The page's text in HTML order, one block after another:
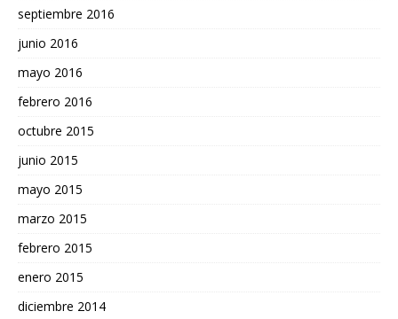
septiembre 2016
junio 2016
mayo 2016
febrero 2016
octubre 2015
junio 2015
mayo 2015
marzo 2015
febrero 2015
enero 2015
diciembre 2014